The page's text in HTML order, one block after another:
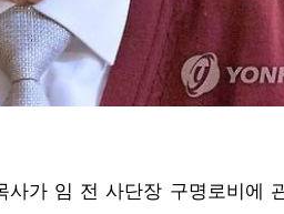
가 임 전 사단장 구명로비에